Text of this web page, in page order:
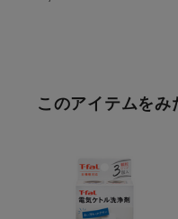
このアイテムを